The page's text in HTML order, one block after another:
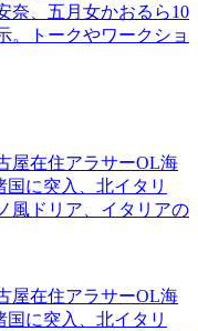
奈、五月女かおるら10
。トークやワークショ
屋在住アラサーOL海
に突入、北イタリ
風ドリア、イタリアの
屋在住アラサーOL海
に突入、北イタリ